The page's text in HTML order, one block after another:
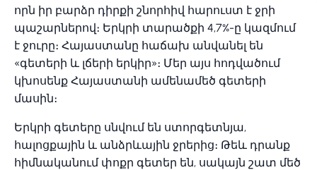
որն իր բարձր դիրքի շնորհիվ հարուստ է ջրի
պաշարներով։ Երկրի տարածքի 4,7%-ը կազմում
է ջուրը։ Հայաստանը հաճախ անվանել են
«գետերի և լճերի երկիր»։ Մեր այս հոդվածում
կխոսենք Հայաստանի ամենամեծ գետերի
մասին։
Երկրի գետերը սնվում են ստորգետնյա,
հալոցքային և անձրևային ջրերից։ Թեև դրանք
հիմնականում փոքր գետեր են, սակայն շատ մեծ